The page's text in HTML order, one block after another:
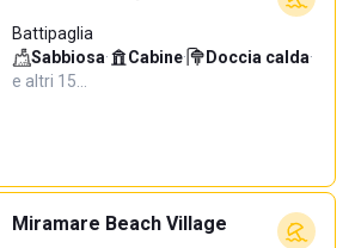
Battipaglia
Sabbiosa· Cabine· Doccia calda·
e altri 15…
Miramare Beach Village